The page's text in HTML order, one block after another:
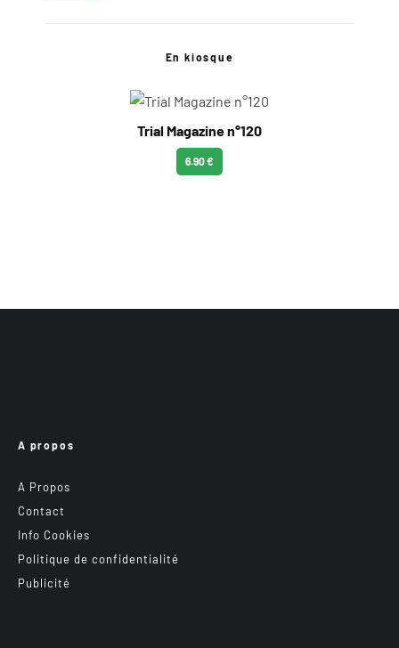
En kiosque
Trial Magazine n°120
6.90 €
A propos
A Propos
Contact
Info Cookies
Politique de confidentialité
Publicité